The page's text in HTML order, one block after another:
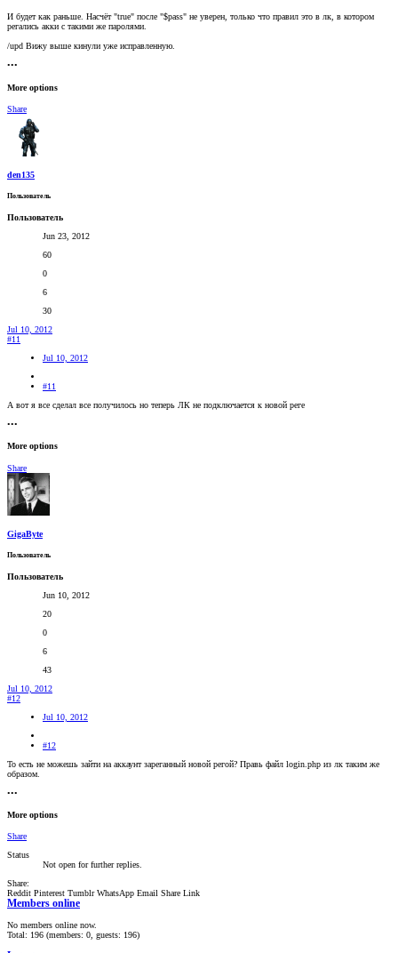
И будет как раньше. Насчёт "true" после "$pass" не уверен, только что правил это в лк, в котором
регались акки с такими же паролями.
/upd Вижу выше кинули уже исправленную.
•••
More options
Share
den135
Пользователь
Пользователь
Jun 23, 2012
60
0
6
30
Jul 10, 2012
#11
Jul 10, 2012
#11
А вот я все сделал все получилось но теперь ЛК не подключается к новой реге
•••
More options
Share
GigaByte
Пользователь
Пользователь
Jun 10, 2012
20
0
6
43
Jul 10, 2012
#12
Jul 10, 2012
#12
То есть не можешь зайти на аккаунт зареганный новой регой? Правь файл login.php из лк таким же
образом.
•••
More options
Share
Status
Not open for further replies.
Share:
Reddit Pinterest Tumblr WhatsApp Email Share Link
Members online
No members online now.
Total: 196 (members: 0, guests: 196)